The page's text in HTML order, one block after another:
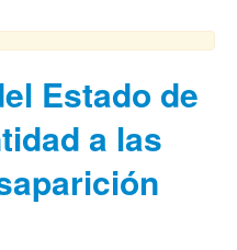
Estado de
a las